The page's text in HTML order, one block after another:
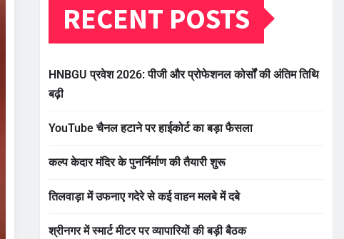
RECENT POSTS
HNBGU प्रवेश 2026: पीजी और प्रोफेशनल कोर्सों की अंतिम तिथि
बढ़ी
YouTube चैनल हटाने पर हाईकोर्ट का बड़ा फैसला
कल्प केदार मंदिर के पुनर्निर्माण की तैयारी शुरू
तिलवाड़ा में उफनाए गदेरे से कई वाहन मलबे में दबे
श्रीनगर में स्मार्ट मीटर पर व्यापारियों की बड़ी बैठक